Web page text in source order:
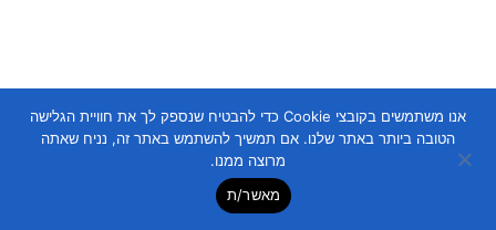
Copyright 2026 © Flatsome Theme
אנו משתמשים בקובצי Cookie כדי להבטיח שנספק לך את חוויית הגלישה
הטובה ביותר באתר שלנו. אם תמשיך להשתמש באתר זה, נניח שאתה
מרוצה ממנו.
מאשר/ת